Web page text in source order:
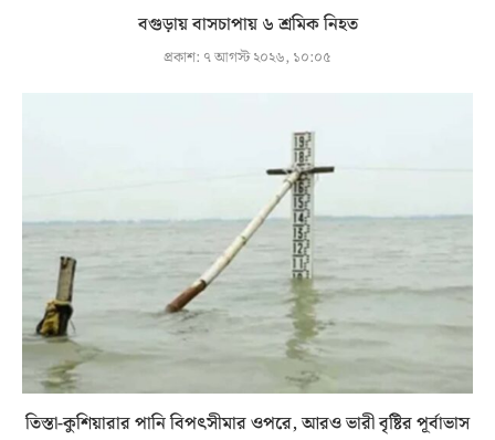
বগুড়ায় বাসচাপায় ৬ শ্রমিক নিহত
প্রকাশ: ৭ আগস্ট ২০২৬, ১০:০৫
তিস্তা-কুশিয়ারার পানি বিপৎসীমার ওপরে, আরও ভারী বৃষ্টির পূর্বাভাস